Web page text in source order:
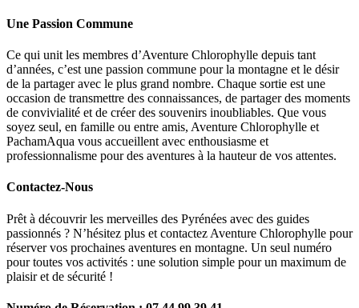
Une Passion Commune
Ce qui unit les membres d’Aventure Chlorophylle depuis tant
d’années, c’est une passion commune pour la montagne et le désir
de la partager avec le plus grand nombre. Chaque sortie est une
occasion de transmettre des connaissances, de partager des moments
de convivialité et de créer des souvenirs inoubliables. Que vous
soyez seul, en famille ou entre amis, Aventure Chlorophylle et
PachamAqua vous accueillent avec enthousiasme et
professionnalisme pour des aventures à la hauteur de vos attentes.
Contactez-Nous
Prêt à découvrir les merveilles des Pyrénées avec des guides
passionnés ? N’hésitez plus et contactez Aventure Chlorophylle pour
réserver vos prochaines aventures en montagne. Un seul numéro
pour toutes vos activités : une solution simple pour un maximum de
plaisir et de sécurité !